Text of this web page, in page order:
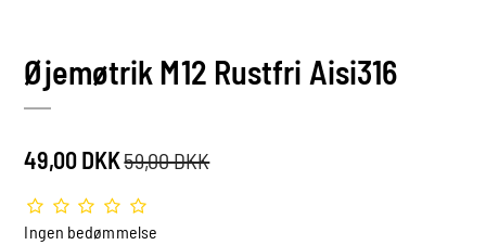
Øjemøtrik M12 Rustfri Aisi316
49,00 DKK59,00 DKK
Ingen bedømmelse